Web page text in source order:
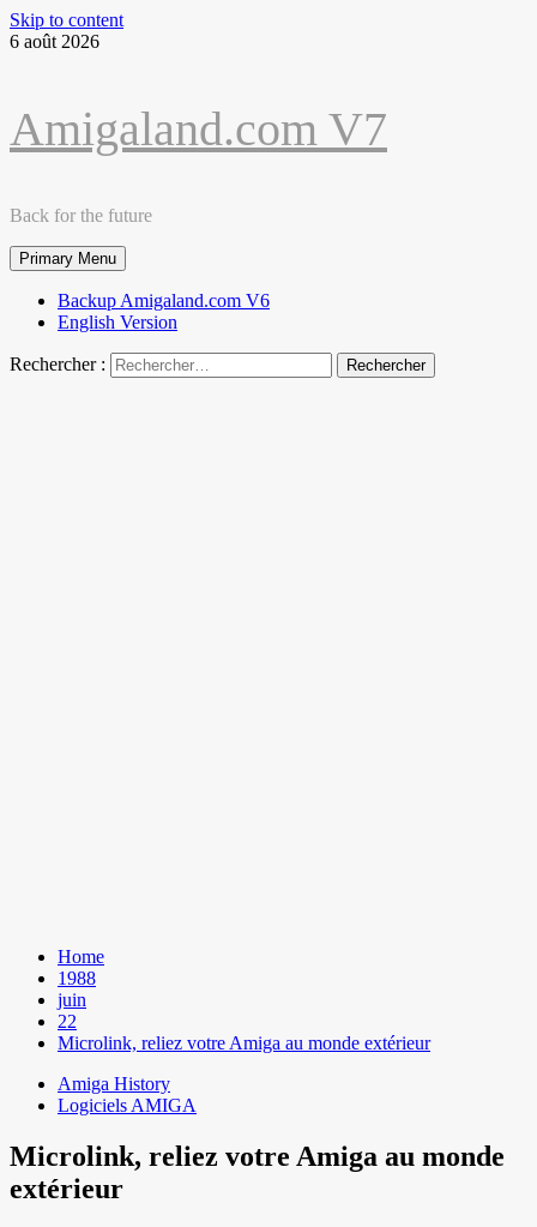
Skip to content
6 août 2026
Amigaland.com V7
Back for the future
Primary Menu
Backup Amigaland.com V6
English Version
Rechercher :
Home
1988
juin
22
Microlink, reliez votre Amiga au monde extérieur
Amiga History
Logiciels AMIGA
Microlink, reliez votre Amiga au monde
extérieur